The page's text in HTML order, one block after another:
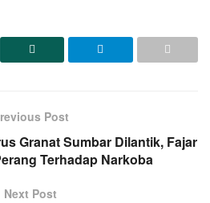
Post
Granat Sumbar Dilantik, Fajar
Terhadap Narkoba
Next Post